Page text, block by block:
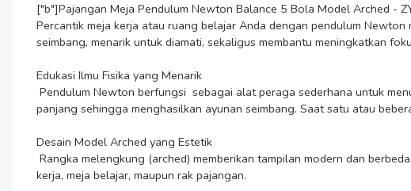
["b"]Pajangan Meja Pendulum Newton Balance 5 Bola Model Arched -
Percantik meja kerja atau ruang belajar Anda dengan pendulum
seimbang, menarik untuk diamati, sekaligus membantu meningkatkan
Edukasi Ilmu Fisika yang Menarik
panjang sehingga menghasilkan ayunan seimbang. Saat satu atau
Desain Model Arched yang Estetik
kerja, meja belajar, maupun rak pajangan.